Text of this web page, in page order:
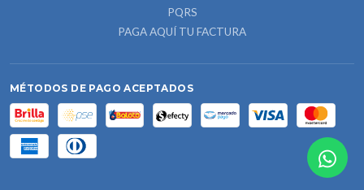
PQRS
PAGA AQUÍ TU FACTURA
MÉTODOS DE PAGO ACEPTADOS